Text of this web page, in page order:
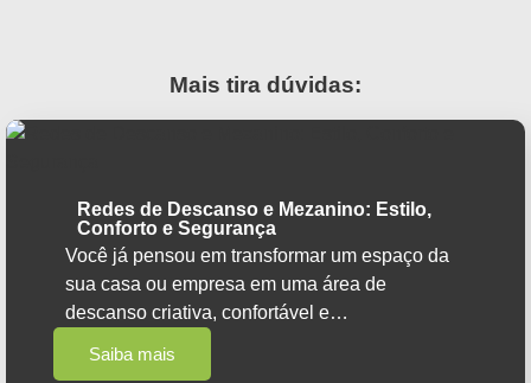
Mais tira dúvidas:
Redes de Descanso e Mezanino: Estilo,
Conforto e Segurança
Você já pensou em transformar um espaço da
sua casa ou empresa em uma área de
descanso criativa, confortável e…
Saiba mais